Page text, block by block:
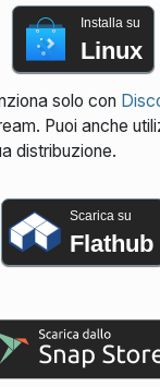
Installa su
Linux
solo con
Puoi anche
distribuzione.
Scarica su
Flathub